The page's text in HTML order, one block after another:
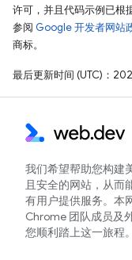
许可，并且代码示例已根
参阅 Google 开发者网站
商标。
最后更新时间 (UTC)：
我们希望帮助您构建
且安全的网站，从而
有用户提供服务。本
Chrome 团队成员及
您顺利踏上这一旅程。